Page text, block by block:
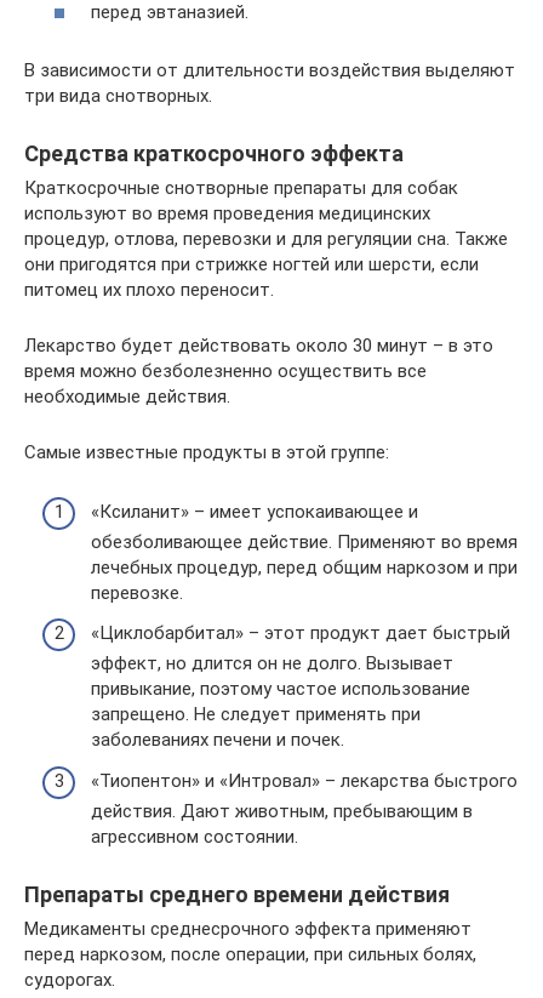
перед эвтаназией.
В зависимости от длительности воздействия выделяют
три вида снотворных.
Средства краткосрочного эффекта
Краткосрочные снотворные препараты для собак
используют во время проведения медицинских
процедур, отлова, перевозки и для регуляции сна. Также
они пригодятся при стрижке ногтей или шерсти, если
питомец их плохо переносит.
Лекарство будет действовать около 30 минут – в это
время можно безболезненно осуществить все
необходимые действия.
Самые известные продукты в этой группе:
«Ксиланит» – имеет успокаивающее и
обезболивающее действие. Применяют во время
лечебных процедур, перед общим наркозом и при
перевозке.
«Циклобарбитал» – этот продукт дает быстрый
эффект, но длится он не долго. Вызывает
привыкание, поэтому частое использование
запрещено. Не следует применять при
заболеваниях печени и почек.
«Тиопентон» и «Интровал» – лекарства быстрого
действия. Дают животным, пребывающим в
агрессивном состоянии.
Препараты среднего времени действия
Медикаменты среднесрочного эффекта применяют
перед наркозом, после операции, при сильных болях,
судорогах.